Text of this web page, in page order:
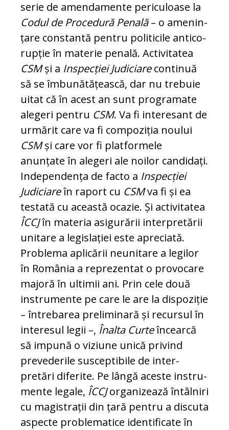
serie de amendamente periculoase la
Codul de Procedură Penală– o ame­nin­
țare constantă pentru politicile anti­co­
rup­ție în materie penală. Activitatea
CSMși a Inspecției Judiciarecontinuă
să se îm­bu­nătățească, dar nu trebuie
uitat că în acest an sunt programate
alegeri pentru CSM. Va fi interesant de
urmărit care va fi com­po­ziția noului
CSMși care vor fi plat­for­mele
anunțate în alegeri ale noilor can­di­dați.
Independența de facto a Inspecției
Judiciareîn raport cu CSMva fi și ea
tes­tată c­u această ocazie. Și activitatea
ÎCCJîn materia asigurării interpretării
unitare a legislației este apreciată.
Problema apli­că­rii neunitare a legilor
în România a re­pre­zentat o provocare
majoră în ultimii ani. Prin cele două
instrumente pe care le are la dispoziție
– întrebarea preliminară și recursul în
interesul legii –, Înalta Curteîncearcă
să impună o viziune unică pri­vind
prevederile susceptibile de in­ter­
pretări diferite. Pe lângă aceste ins­tru­
mente legale, ÎCCJorganizează întâlniri
cu magistrații din țară pentru a discuta
as­pecte problematice identificate în